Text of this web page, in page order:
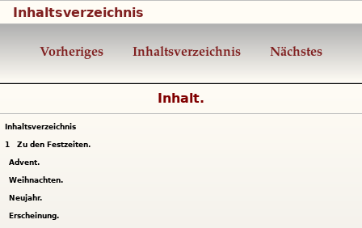
Inhaltsverzeichnis
Vorheriges Inhaltsverzeichnis Nächstes
Inhalt.
Inhaltsverzeichnis
1 Zu den Festzeiten.
Advent.
Weihnachten.
Neujahr.
Erscheinung.